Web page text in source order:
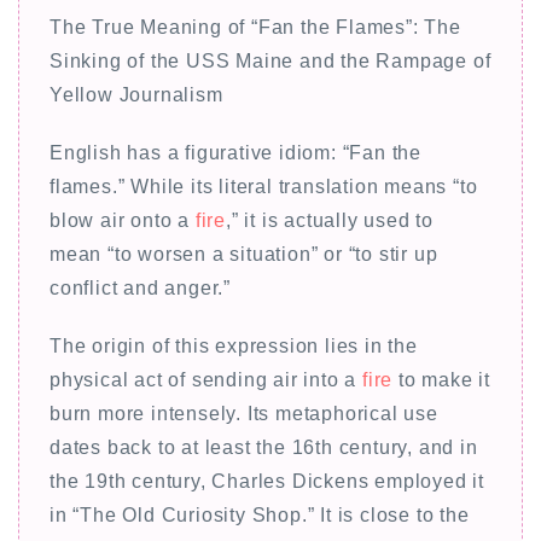
The True Meaning of “Fan the Flames”: The
Sinking of the USS Maine and the Rampage of
Yellow Journalism
English has a figurative idiom: “Fan the
flames.” While its literal translation means “to
blow air onto a fire,” it is actually used to
mean “to worsen a situation” or “to stir up
conflict and anger.”
The origin of this expression lies in the
physical act of sending air into afire to make it
burn more intensely. Its metaphorical use
dates back to at least the 16th century, and in
the 19th century, Charles Dickens employed it
in “The Old Curiosity Shop.” It is close to the